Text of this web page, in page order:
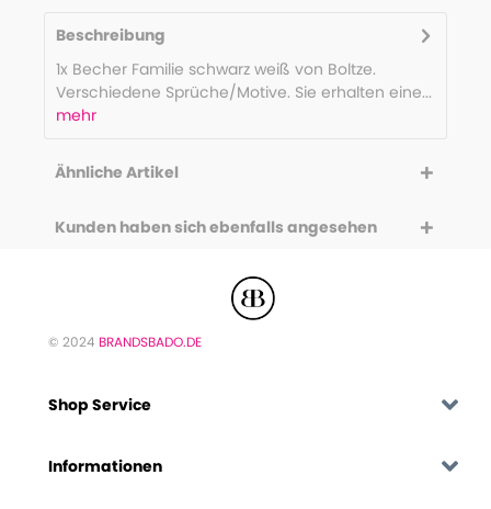
Beschreibung
1x Becher Familie schwarz weiß von Boltze.
Verschiedene Sprüche/Motive. Sie erhalten eine...
mehr
Ähnliche Artikel
Kunden haben sich ebenfalls angesehen
© 2024 BRANDSBADO.DE
Shop Service
Informationen